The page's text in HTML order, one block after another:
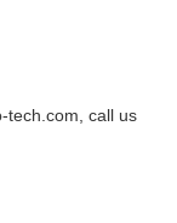
tech.com, call us